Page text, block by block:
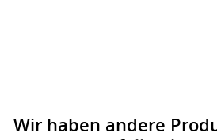
Wir haben andere